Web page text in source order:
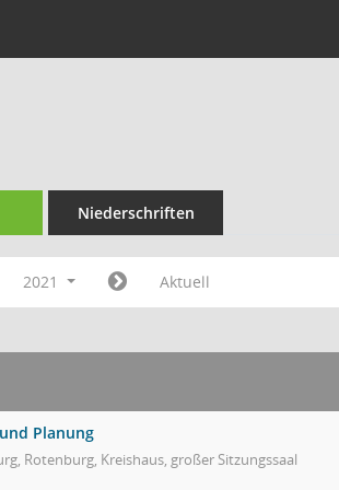
Niederschriften
2021 Aktuell
Planung
Rotenburg, Kreishaus, großer Sitzungssaal